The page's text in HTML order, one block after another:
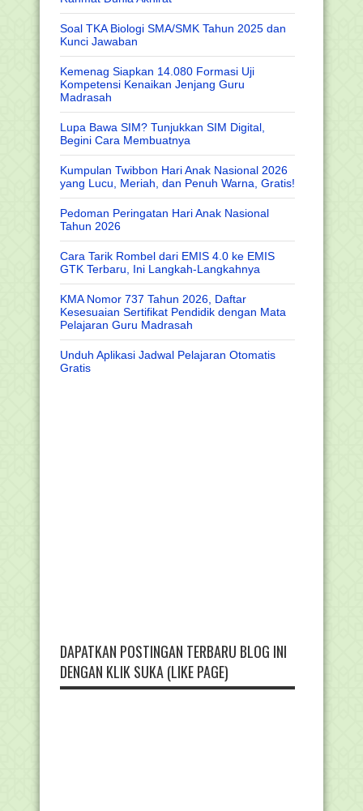
Soal TKA Biologi SMA/SMK Tahun 2025 dan
Kunci Jawaban
Kemenag Siapkan 14.080 Formasi Uji
Kompetensi Kenaikan Jenjang Guru
Madrasah
Lupa Bawa SIM? Tunjukkan SIM Digital,
Begini Cara Membuatnya
Kumpulan Twibbon Hari Anak Nasional 2026
yang Lucu, Meriah, dan Penuh Warna, Gratis!
Pedoman Peringatan Hari Anak Nasional
Tahun 2026
Cara Tarik Rombel dari EMIS 4.0 ke EMIS
GTK Terbaru, Ini Langkah-Langkahnya
KMA Nomor 737 Tahun 2026, Daftar
Kesesuaian Sertifikat Pendidik dengan Mata
Pelajaran Guru Madrasah
Unduh Aplikasi Jadwal Pelajaran Otomatis
Gratis
DAPATKAN POSTINGAN TERBARU BLOG INI
DENGAN KLIK SUKA (LIKE PAGE)